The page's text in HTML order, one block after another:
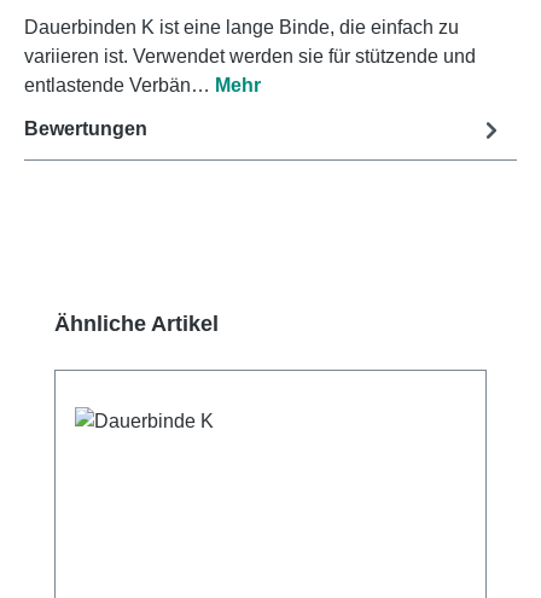
Dauerbinden K ist eine lange Binde, die einfach zu
variieren ist. Verwendet werden sie für stützende und
entlastende Verbän… Mehr
Bewertungen
Produktgalerie überspringen
Ähnliche Artikel